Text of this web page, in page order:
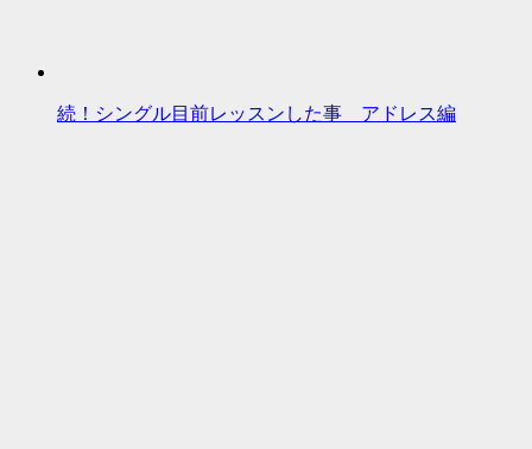
続！シングル目前レッスンした事 アドレス編